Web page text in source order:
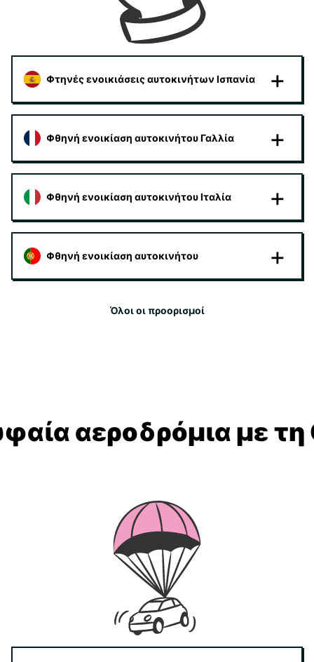
Φτηνές ενοικιάσεις αυτοκινήτων Ισπανία
Φθηνή ενοικίαση αυτοκινήτου Γαλλία
Φθηνή ενοικίαση αυτοκινήτου Ιταλία
Φθηνή ενοικίαση αυτοκινήτου
Όλοι οι προορισμοί
αεροδρόμια με τη